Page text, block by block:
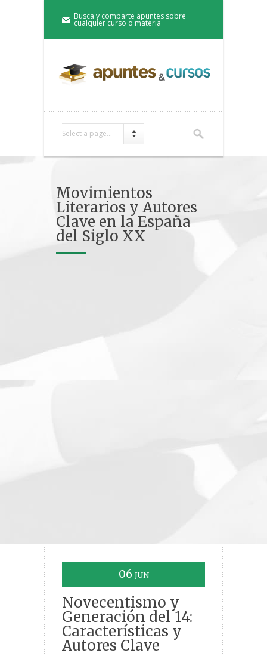
Busca y comparte apuntes sobre
cualquier curso o materia
Select a page...
Movimientos
Literarios y Autores
Clave en la España
del Siglo XX
06 JUN
Novecentismo y
Generación del 14:
Características y
Autores Clave